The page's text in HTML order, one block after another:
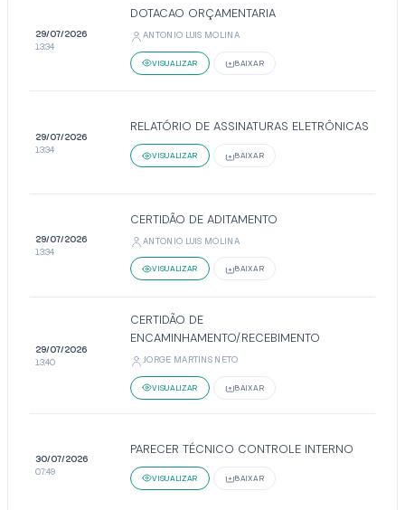
29/07/2026
13:34
DOTACAO ORÇAMENTARIA
ANTONIO LUIS MOLINA
VISUALIZAR BAIXAR
29/07/2026
13:34
RELATÓRIO DE ASSINATURAS ELETRÔNICAS
VISUALIZAR BAIXAR
29/07/2026
13:34
CERTIDÃO DE ADITAMENTO
ANTONIO LUIS MOLINA
VISUALIZAR BAIXAR
29/07/2026
13:40
CERTIDÃO DE
ENCAMINHAMENTO/RECEBIMENTO
JORGE MARTINS NETO
VISUALIZAR BAIXAR
30/07/2026
07:49
PARECER TÉCNICO CONTROLE INTERNO
VISUALIZAR BAIXAR